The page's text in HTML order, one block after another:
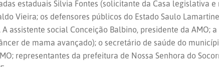
estaduais Silvia Fontes (solicitante da Casa legislativa
Vieira; os defensores públicos do Estado Saulo
assistente social Conceição Balbino, presidente da AMO;
de mama avançado); o secretário de saúde do
representantes da prefeitura de Nossa Senhora do